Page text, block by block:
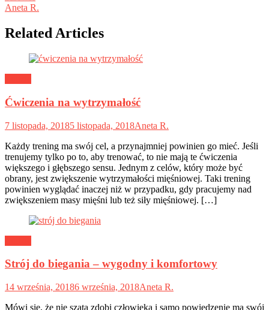
Aneta R.
Related Articles
Ćwiczenia na wytrzymałość
7 listopada, 20185 listopada, 2018Aneta R.
Każdy trening ma swój cel, a przynajmniej powinien go mieć. Jeśli
trenujemy tylko po to, aby trenować, to nie mają te ćwiczenia
większego i głębszego sensu. Jednym z celów, który może być
obrany, jest zwiększenie wytrzymałości mięśniowej. Taki trening
powinien wyglądać inaczej niż w przypadku, gdy pracujemy nad
zwiększeniem masy mięśni lub też siły mięśniowej. […]
Strój do biegania – wygodny i komfortowy
14 września, 20186 września, 2018Aneta R.
Mówi się, że nie szata zdobi człowieka i samo powiedzenie ma swój